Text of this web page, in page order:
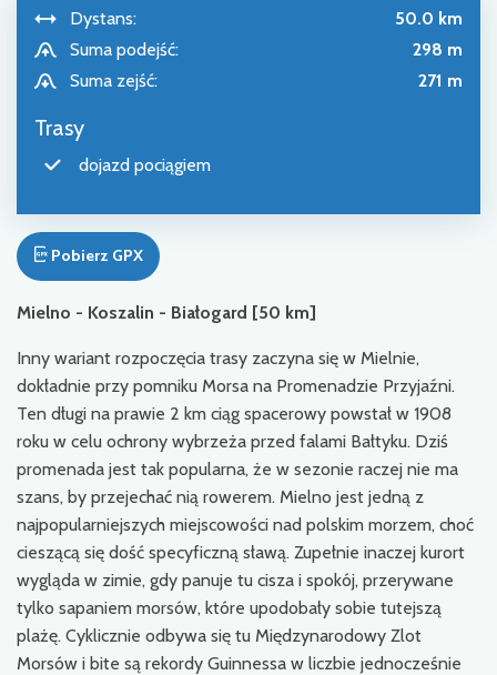
Dystans:
50.0 km
Suma podejść:
298 m
Suma zejść:
271 m
Trasy
dojazd pociągiem
Pobierz GPX
Mielno - Koszalin - Białogard [50 km]
Inny wariant rozpoczęcia trasy zaczyna się w Mielnie,
dokładnie przy pomniku Morsa na Promenadzie Przyjaźni.
Ten długi na prawie 2 km ciąg spacerowy powstał w 1908
roku w celu ochrony wybrzeża przed falami Bałtyku. Dziś
promenada jest tak popularna, że w sezonie raczej nie ma
szans, by przejechać nią rowerem. Mielno jest jedną z
najpopularniejszych miejscowości nad polskim morzem, choć
cieszącą się dość specyficzną sławą. Zupełnie inaczej kurort
wygląda w zimie, gdy panuje tu cisza i spokój, przerywane
tylko sapaniem morsów, które upodobały sobie tutejszą
plażę. Cyklicznie odbywa się tu Międzynarodowy Zlot
Morsów i bite są rekordy Guinnessa w liczbie jednocześnie